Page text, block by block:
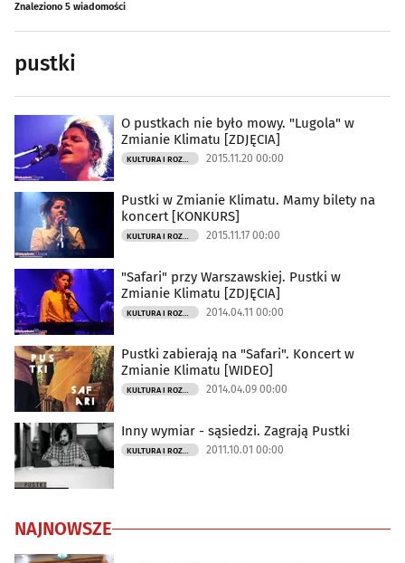
Znaleziono 5 wiadomości
pustki
O pustkach nie było mowy. "Lugola" w
Zmianie Klimatu [ZDJĘCIA]
KULTURA I ROZRYWKA 2015.11.20 00:00
Pustki w Zmianie Klimatu. Mamy bilety na
koncert [KONKURS]
KULTURA I ROZRYWKA 2015.11.17 00:00
"Safari" przy Warszawskiej. Pustki w
Zmianie Klimatu [ZDJĘCIA]
KULTURA I ROZRYWKA 2014.04.11 00:00
Pustki zabierają na "Safari". Koncert w
Zmianie Klimatu [WIDEO]
KULTURA I ROZRYWKA 2014.04.09 00:00
Inny wymiar - sąsiedzi. Zagrają Pustki
KULTURA I ROZRYWKA 2011.10.01 00:00
NAJNOWSZE